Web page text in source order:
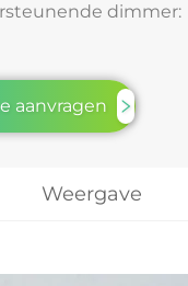
dimmer:
aanvragen
Weergave